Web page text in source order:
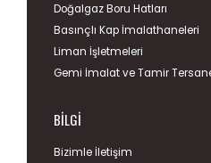
Doğalgaz Boru Hatları
Basınçlı Kap İmalathaneleri
Liman İşletmeleri
Gemi İmalat ve Tamir
BILGI
Bizimle İletişim